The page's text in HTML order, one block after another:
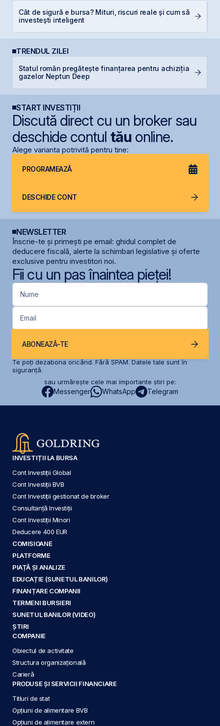
Cât de sigură e bursa? Mituri, riscuri reale și cum să
investești inteligent
TRENDUL ZILEI
Statul român pregătește finanțarea pentru achiziția
gazelor Neptun Deep
START INVESTIȚII
Discută direct cu un broker sau
deschide contul tăuonline.
Alege varianta potrivită pentru tine:
PROGRAMEAZĂ
DESCHIDE CONT
NEWSLETTER
Înscrie-te și primești pe email: ghidul complet de
deducere fiscală, alerte la schimbari legislative și oferte
exclusive pentru investitori noi.
Fii cu un pas înaintea pieței!
Nume
Email
ABONEAZĂ-TE
Te poți dezabona oricând. Fără SPAM. Datele tale sunt în
siguranță.
sau urmărește cele mai importante știri pe:
Messenger WhatsApp Telegram
INVESTIȚII LA BURSA
Cont Investiții Global
Cont Investiții BVB
Cont Investiții gestionat de broker
Consultanță Investiții
Cont Investiții Minori
Deducere 400 EUR
COMISIOANE
PLATFORME
PIAȚĂ ȘI ANALIZE
EDUCAȚIE (SUNETUL BANILOR)
FINANȚARE COMPANII
TERMENI BURSIERI
SUNETUL BANILOR (VIDEO)
ȘTIRI
COMPANIE
Obiectul de activitate
Structura organizațională
Carieră
PRODUSE ȘI SERVICII FINANCIARE
Titluri de stat
Opțiuni de alimentare BVB
Opțiuni de alimentare extern